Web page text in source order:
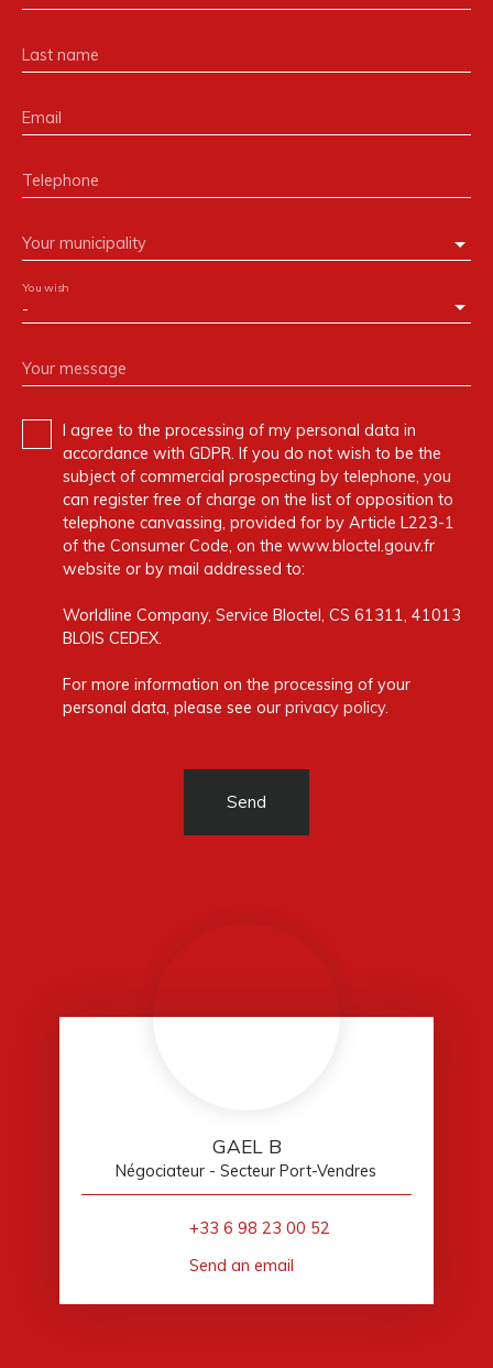
Last name
Email
Telephone
Your municipality
-
You wish
Your message
I agree to the processing of my personal data in
accordance with GDPR. If you do not wish to be the
subject of commercial prospecting by telephone, you
can register free of charge on the list of opposition to
telephone canvassing, provided for by Article L223-1
of the Consumer Code, on the www.bloctel.gouv.fr
website or by mail addressed to:
Worldline Company, Service Bloctel, CS 61311, 41013
BLOIS CEDEX.
For more information on the processing of your
personal data, please see our privacy policy.
Send
GAEL B
Négociateur - Secteur Port-Vendres
+33 6 98 23 00 52
Send an email